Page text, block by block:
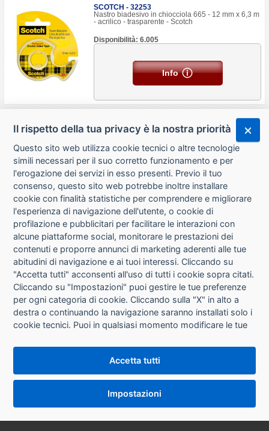
SCOTCH - 32253
Nastro biadesivo in chiocciola 665 - 12 mm x 6,3 m
- acrilico - trasparente - Scotch
Disponibilità: 6.005
Info
CHI SIAMO
CONTATTI
CONDIZIONI DI VENDITA
RICHIESTA RECESSO
PRIVACY
Il rispetto della tua privacy è la nostra priorità
Questo sito web utilizza cookie tecnici o altre tecnologie
simili necessari per il suo corretto funzionamento e per
l'erogazione dei servizi in esso presenti. Previo il tuo
consenso, questo sito web potrebbe inoltre installare
cookie con finalità statistiche per comprendere e migliorare
l'esperienza di navigazione dell'utente, o cookie di
profilazione e pubblicitari per facilitare le interazioni con
alcune piattaforme social, monitorare le prestazioni dei
contenuti e proporre annunci di marketing aderenti alle tue
abitudini di navigazione e ai tuoi interessi. Cliccando su
"Accetta tutti" acconsenti all'uso di tutti i cookie sopra citati.
Cliccando su "Impostazioni" puoi gestire le tue preferenze
per ogni categoria di cookie. Cliccando sulla "X" in alto a
destra o continuando la navigazione saranno installati solo i
cookie tecnici. Puoi in qualsiasi momento modificare le tue
che si trova in fondo alle pagine del sito. Per maggiori
informazioni consulta la nostraInformativa sui cookie
Accetta tutti
Impostazioni